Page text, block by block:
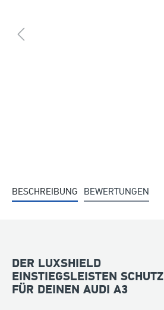
BESCHREIBUNG BEWERTUNGEN
DER LUXSHIELD
EINSTIEGSLEISTEN SCHUTZ
FÜR DEINEN AUDI A3